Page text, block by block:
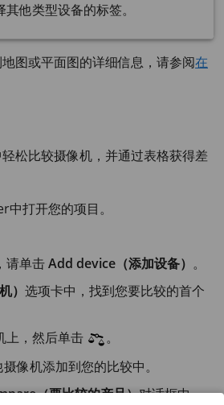
他类型设备的标签。
图或平面图的详细信息，请参阅在
松比较摄像机，并通过表格获得差
中打开您的项目。
请单击Add device（添加设备） 。
）选项卡中，找到您要比较的首个
上，然后单击
。
像机添加到您的比较中。
（要比较的产品）对话框中，